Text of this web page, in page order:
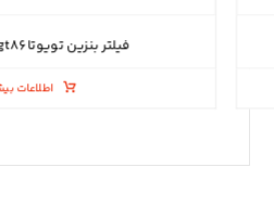
فیلتر بنزین تویوتا gt۸۶ (جی تی ۸۶)
اطلاعات